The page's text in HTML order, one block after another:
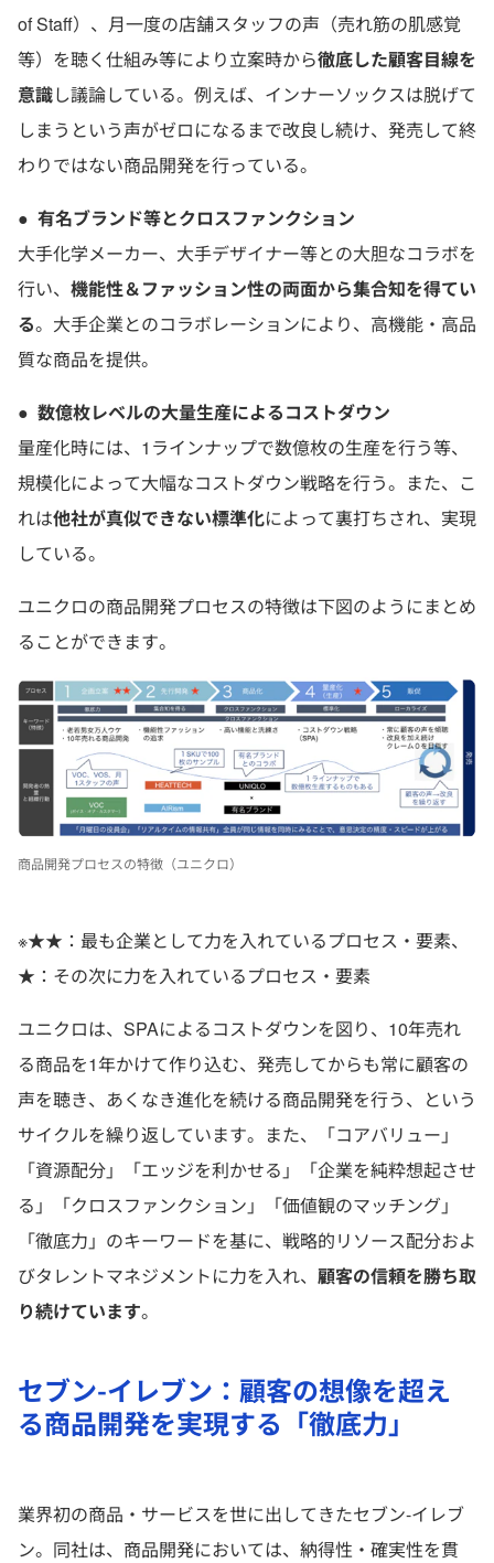
of Staff）、月一度の店舗スタッフの声（売れ筋の肌感覚
等）を聴く仕組み等により立案時から徹底した顧客目線を
意識し議論している。例えば、インナーソックスは脱げて
しまうという声がゼロになるまで改良し続け、発売して終
わりではない商品開発を行っている。
● 有名ブランド等とクロスファンクション
大手化学メーカー、大手デザイナー等との大胆なコラボを
行い、 機能性＆ファッション性の両面から集合知を得てい
る。大手企業とのコラボレーションにより、高機能・高品
質な商品を提供。
● 数億枚レベルの大量生産によるコストダウン
量産化時には、1ラインナップで数億枚の生産を行う等、
規模化によって大幅なコストダウン戦略を行う。また、こ
れは他社が真似できない標準化によって裏打ちされ、実現
している。
ユニクロの商品開発プロセスの特徴は下図のようにまとめ
ることができます。
商品開発プロセスの特徴（ユニクロ）
※★★：最も企業として力を入れているプロセス・要素、
★：その次に力を入れているプロセス・要素
ユニクロは、SPAによるコストダウンを図り、10年売れ
る商品を1年かけて作り込む、発売してからも常に顧客の
声を聴き、あくなき進化を続ける商品開発を行う、という
サイクルを繰り返しています。また、「コアバリュー」
「資源配分」「エッジを利かせる」「企業を純粋想起させ
る」「クロスファンクション」「価値観のマッチング」
「徹底力」のキーワードを基に、戦略的リソース配分およ
びタレントマネジメントに力を入れ、 顧客の信頼を勝ち取
り続けています。
セブン-イレブン：顧客の想像を超え
る商品開発を実現する「徹底力」
業界初の商品・サービスを世に出してきたセブン-イレブ
ン。同社は、商品開発においては、納得性・確実性を貫